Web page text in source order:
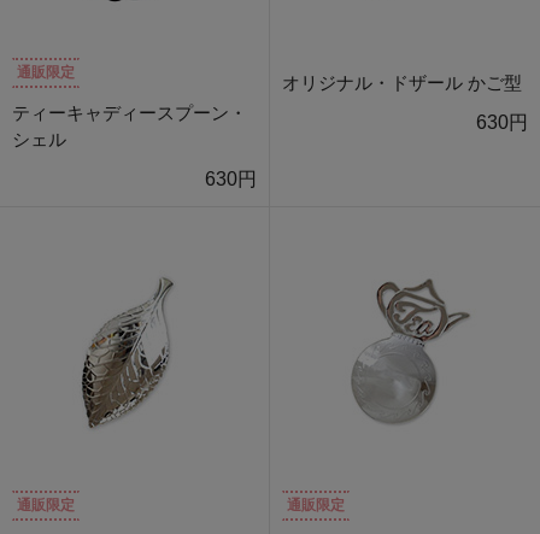
通販限定
ティーキャディースプーン・
シェル
630円
オリジナル・ドザール かご型
630円
通販限定 通販限定